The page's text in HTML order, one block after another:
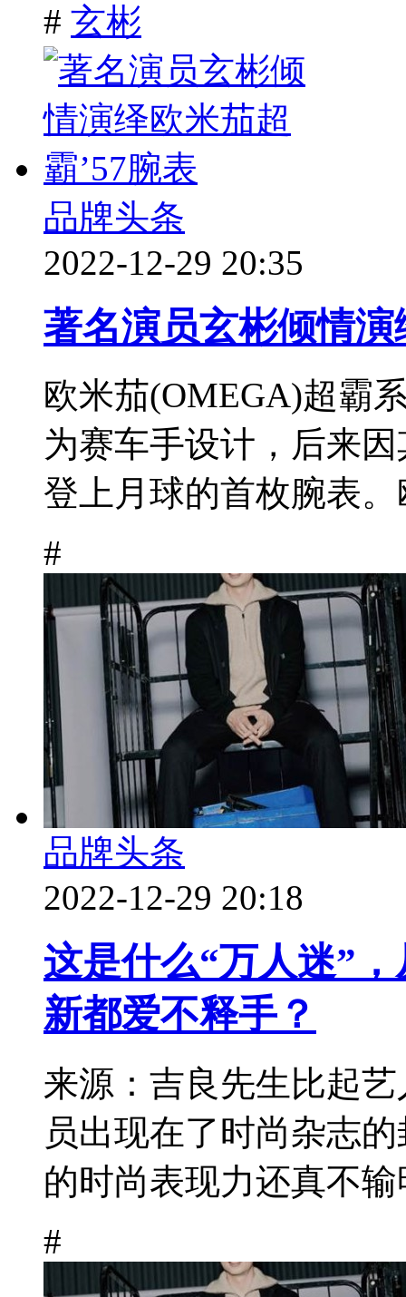
# 玄彬
品牌头条
2022-12-29 20:35
著名演员玄彬倾情演
欧米茄(OMEGA)超霸
为赛车手设计，后来
登上月球的首枚腕表
#
品牌头条
2022-12-29 20:18
这是什么“万人迷”
新都爱不释手？
来源：吉良先生比起
员出现在了时尚杂志
的时尚表现力还真不
#